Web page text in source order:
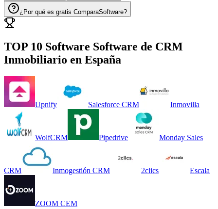
¿Por qué es gratis ComparaSoftware?
TOP 10 Software Software de CRM
Inmobiliario en España
Upnify Salesforce CRM Inmovilla
WolfCRM Pipedrive Monday Sales
CRM Inmogestión CRM 2clics Escala
ZOOM CEM